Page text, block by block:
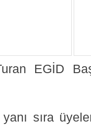
EGİD
sıra